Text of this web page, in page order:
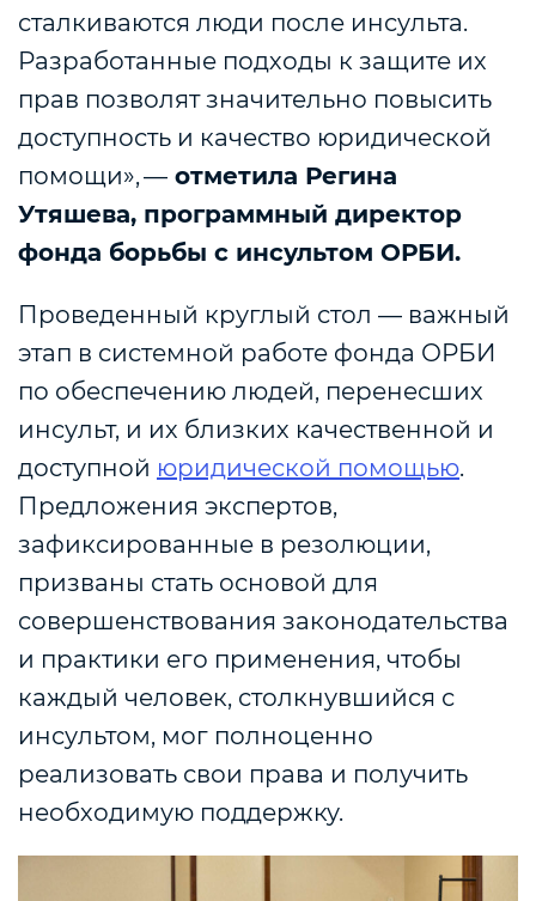
сталкиваются люди после инсульта.
Разработанные подходы к защите их
прав позволят значительно повысить
доступность и качество юридической
помощи», — отметила Регина
Утяшева, программный директор
фонда борьбы с инсультом ОРБИ.
Проведенный круглый стол — важный
этап в системной работе фонда ОРБИ
по обеспечению людей, перенесших
инсульт, и их близких качественной и
доступной юридической помощью.
Предложения экспертов,
зафиксированные в резолюции,
призваны стать основой для
совершенствования законодательства
и практики его применения, чтобы
каждый человек, столкнувшийся с
инсультом, мог полноценно
реализовать свои права и получить
необходимую поддержку.